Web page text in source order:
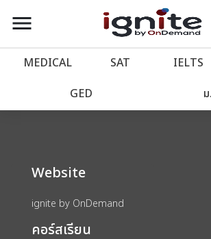
account_balance หน้าแรก
เว็บไซต์อิกไนท์
import_contacts วางแผนการเรียน
account_circle เข้าสู่ระบบ
menu
MEDICAL SAT IELTS
GED
We could not find anything for
Website
ignite by OnDemand
คอร์สเรียน